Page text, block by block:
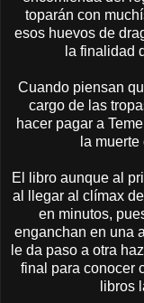
toparán con
esos huevos de
la finalidad
Cuando piensan
cargo de las
hacer pagar a
la
El libro aunque al
al llegar al clímax
en minutos,
enganchan en una
le da paso a otra
final para conocer
libros